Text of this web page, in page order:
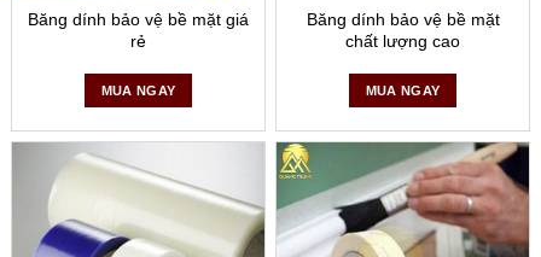
Đặc điểm của băng dính che chắn sơn của Quang
Trung
– Chất liệu giấy dai chắc
Băng dính bảo vệ bề mặt giá
rẻ
MUA NGAY
Băng dính bảo vệ bề mặt
chất lượng cao
MUA NGAY